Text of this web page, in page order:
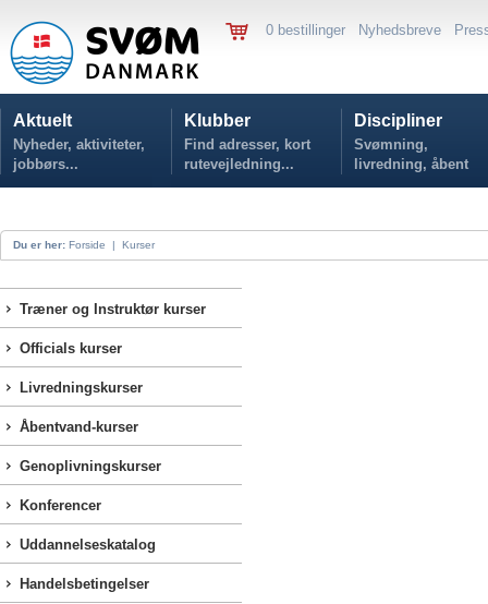
0 bestillinger Nyhedsbreve
Aktuelt
Nyheder, aktiviteter,
jobbørs...
Klubber
Find adresser, kort
rutevejledning...
Discipliner
Svømning,
livredning, åbent
vand...
Du er her: Forside | Kurser
Træner og Instruktør kurser
Officials kurser
Livredningskurser
Åbentvand-kurser
Genoplivningskurser
Konferencer
Uddannelseskatalog
Handelsbetingelser